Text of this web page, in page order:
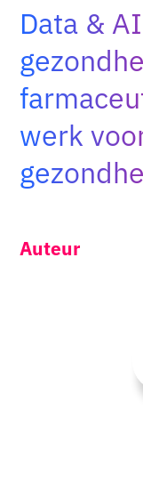
Adopt AI
naar:
NL
Data &
werk
Auteur